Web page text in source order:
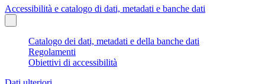
Accessibilità e catalogo di dati, metadati e banche dati
Catalogo dei dati, metadati e della banche dati
Regolamenti
Obiettivi di accessibilità